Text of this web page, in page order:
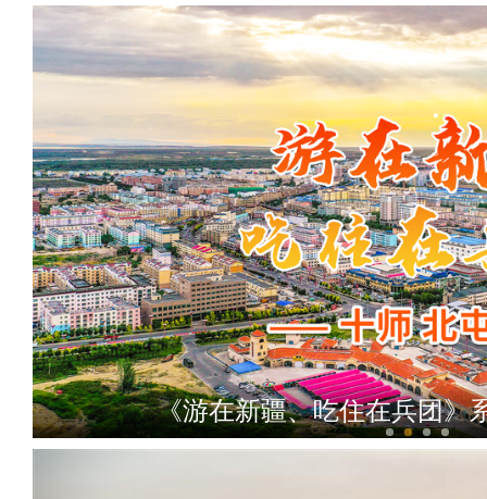
《游在新疆、吃住在兵团》